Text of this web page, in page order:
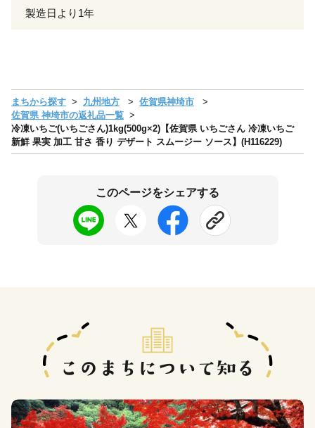
製造日より1年
まちから探す 九州地方
佐賀県神埼市
佐賀県 神埼市の返礼品一覧
冷凍いちご(いちごさん)1kg(500g×2)【佐賀県 いちごさん 冷凍いちご
新鮮 果実 加工 甘さ 香り デザート スムージー ソース】(H116229)
このページをシェアする